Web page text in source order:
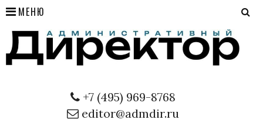
МЕНЮ
+7 (495) 969-8768
editor@admdir.ru